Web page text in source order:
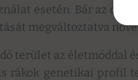
esetén. Bár az ok-
megváltoztatva
terület az életmóddal
rákok genetikai profil